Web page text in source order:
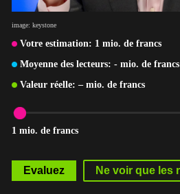
image: keystone
Votre estimation: 1 mio. de francs
Moyenne des lecteurs: - mio. de francs
Valeur réelle: – mio. de francs
1 mio. de francs